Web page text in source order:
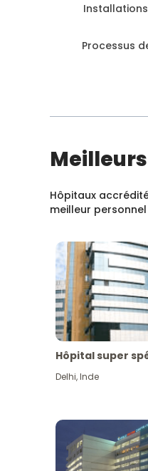
Processus
Hôpitaux
meilleur
Hôpital super
Delhi,Inde